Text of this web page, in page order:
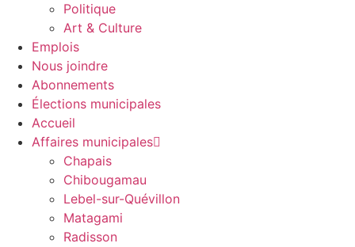
Politique
Art & Culture
Emplois
Nous joindre
Abonnements
Élections municipales
Accueil
Affaires municipales
Chapais
Chibougamau
Lebel-sur-Quévillon
Matagami
Radisson